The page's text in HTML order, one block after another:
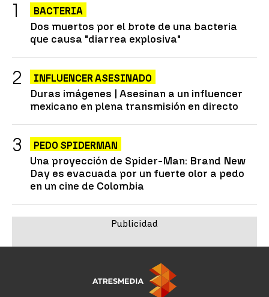
BACTERIA
Dos muertos por el brote de una bacteria
que causa "diarrea explosiva"
INFLUENCER ASESINADO
Duras imágenes | Asesinan a un influencer
mexicano en plena transmisión en directo
PEDO SPIDERMAN
Una proyección de Spider-Man: Brand New
Day es evacuada por un fuerte olor a pedo
en un cine de Colombia